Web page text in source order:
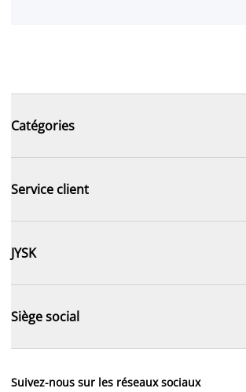
Catégories
Service client
JYSK
Siège social
Suivez-nous sur les réseaux sociaux